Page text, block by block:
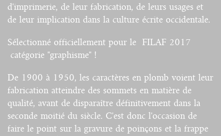
d'imprimerie, de leur fabrication, de leurs usages et
de leur implication dans la culture écrite occidentale.
Sélectionné officiellement pour le FILAF 2017
catégorie "graphisme" !
De 1900 à 1950, les caractères en plomb voient leur
fabrication atteindre des sommets en matière de
qualité, avant de disparaître définitivement dans la
seconde moitié du siècle. C'est donc l'occasion de
faire le point sur la gravure de poinçons et la frappe